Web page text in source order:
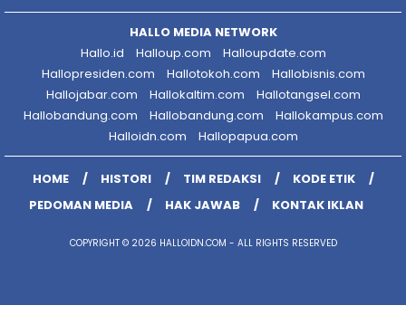
HALLO MEDIA NETWORK
Hallo.id
Halloup.com
Halloupdate.com
Hallopresiden.com
Hallotokoh.com
Hallobisnis.com
Hallojabar.com
Hallokaltim.com
Hallotangsel.com
Hallobandung.com
Hallobandung.com
Hallokampus.com
Halloidn.com
Hallopapua.com
HOME HISTORI TIM REDAKSI
KODE ETIK
PEDOMAN MEDIA
HAK JAWAB KONTAK IKLAN
COPYRIGHT © 2026 HALLOIDN.COM - ALL RIGHTS RESERVED